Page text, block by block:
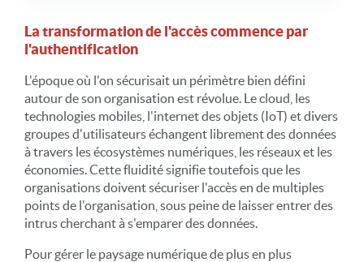
La transformation de l'accès commence par
l'authentification
L'époque où l'on sécurisait un périmètre bien défini
autour de son organisation est révolue. Le cloud, les
technologies mobiles, l'internet des objets (IoT) et divers
groupes d'utilisateurs échangent librement des données
à travers les écosystèmes numériques, les réseaux et les
économies. Cette fluidité signifie toutefois que les
organisations doivent sécuriser l'accès en de multiples
points de l'organisation, sous peine de laisser entrer des
intrus cherchant à s'emparer des données.
Pour gérer le paysage numérique de plus en plus